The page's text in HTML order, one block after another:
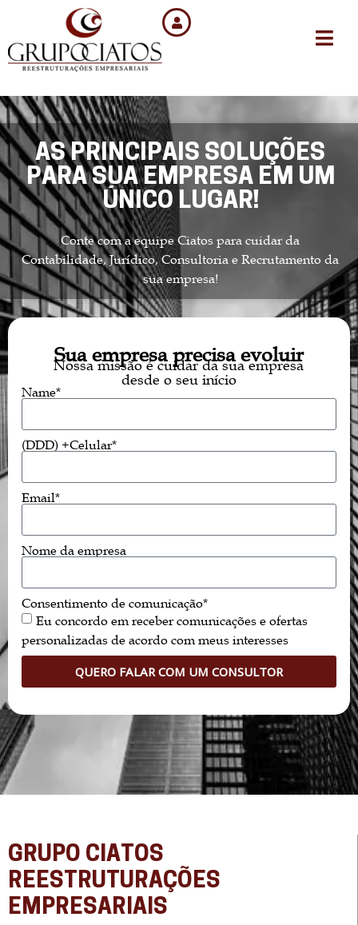
AS PRINCIPAIS SOLUÇÕES
PARA SUA EMPRESA EM UM
ÚNICO LUGAR!
Conte com a equipe Ciatos para cuidar da
Contabilidade, Jurídico, Consultoria e Recrutamento da
sua empresa!
Sua empresa precisa evoluir
Nossa missão é cuidar da sua empresa
desde o seu início
Name*
(DDD) +Celular*
Email*
Nome da empresa
Consentimento de comunicação*
Eu concordo em receber comunicações e ofertas
personalizadas de acordo com meus interesses
QUERO FALAR COM UM CONSULTOR
GRUPO CIATOS
REESTRUTURAÇÕES
EMPRESARIAIS